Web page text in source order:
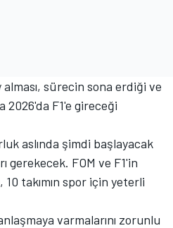
sürecin sona erdiği ve
2026'da F1'e gireceği
aslında şimdi başlayacak
gerekecek. FOM ve F1'in
takımın spor için yeterli
varmalarını zorunlu